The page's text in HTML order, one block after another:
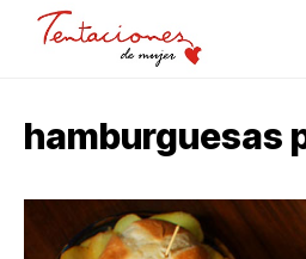
hamburguesas